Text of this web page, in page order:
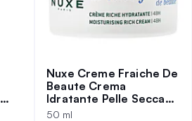
Nuxe Creme Fraiche De
Beaute Crema
Idratante Pelle Secca
50 ml
50 ml